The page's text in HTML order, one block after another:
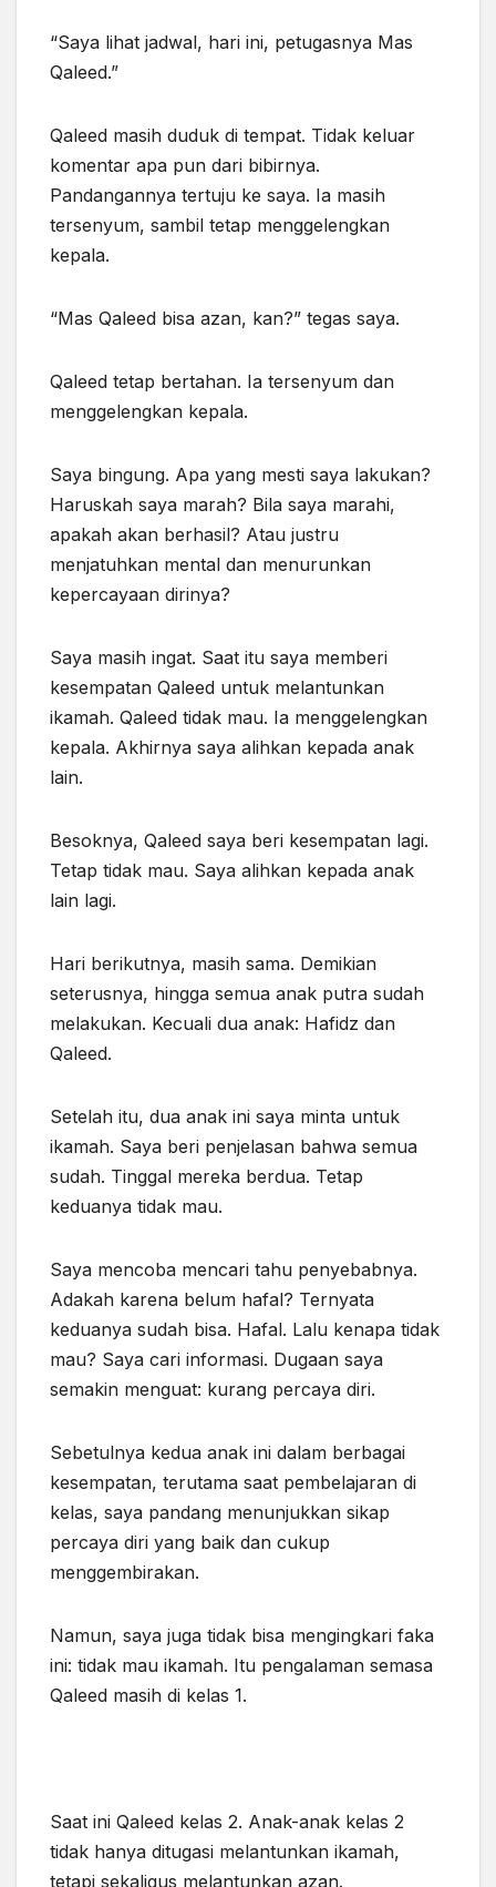
“Saya lihat jadwal, hari ini, petugasnya Mas
Qaleed.”
Qaleed masih duduk di tempat. Tidak keluar
komentar apa pun dari bibirnya.
Pandangannya tertuju ke saya. Ia masih
tersenyum, sambil tetap menggelengkan
kepala.
“Mas Qaleed bisa azan, kan?” tegas saya.
Qaleed tetap bertahan. Ia tersenyum dan
menggelengkan kepala.
Saya bingung. Apa yang mesti saya lakukan?
Haruskah saya marah? Bila saya marahi,
apakah akan berhasil? Atau justru
menjatuhkan mental dan menurunkan
kepercayaan dirinya?
Saya masih ingat. Saat itu saya memberi
kesempatan Qaleed untuk melantunkan
ikamah. Qaleed tidak mau. Ia menggelengkan
kepala. Akhirnya saya alihkan kepada anak
lain.
Besoknya, Qaleed saya beri kesempatan lagi.
Tetap tidak mau. Saya alihkan kepada anak
lain lagi.
Hari berikutnya, masih sama. Demikian
seterusnya, hingga semua anak putra sudah
melakukan. Kecuali dua anak: Hafidz dan
Qaleed.
Setelah itu, dua anak ini saya minta untuk
ikamah. Saya beri penjelasan bahwa semua
sudah. Tinggal mereka berdua. Tetap
keduanya tidak mau.
Saya mencoba mencari tahu penyebabnya.
Adakah karena belum hafal? Ternyata
keduanya sudah bisa. Hafal. Lalu kenapa tidak
mau? Saya cari informasi. Dugaan saya
semakin menguat: kurang percaya diri.
Sebetulnya kedua anak ini dalam berbagai
kesempatan, terutama saat pembelajaran di
kelas, saya pandang menunjukkan sikap
percaya diri yang baik dan cukup
menggembirakan.
Namun, saya juga tidak bisa mengingkari faka
ini: tidak mau ikamah. Itu pengalaman semasa
Qaleed masih di kelas 1.
Saat ini Qaleed kelas 2. Anak-anak kelas 2
tidak hanya ditugasi melantunkan ikamah,
tetapi sekaligus melantunkan azan.